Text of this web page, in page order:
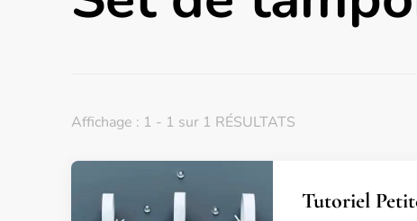
Affichage : 1 - 1 sur 1 RÉSULTATS
Tutoriel